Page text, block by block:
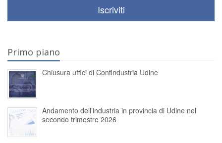
Iscriviti
Primo piano
Chiusura uffici di Confindustria Udine
Andamento dell’industria in provincia di Udine nel
secondo trimestre 2026